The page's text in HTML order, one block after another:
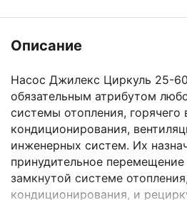
Описание
Насос Джилекс Циркуль 25-
обязательным атрибутом
системы отопления, горячего
кондиционирования,
инженерных систем. Их
принудительное перемещение
замкнутой системе отопления,
кондиционирования, и